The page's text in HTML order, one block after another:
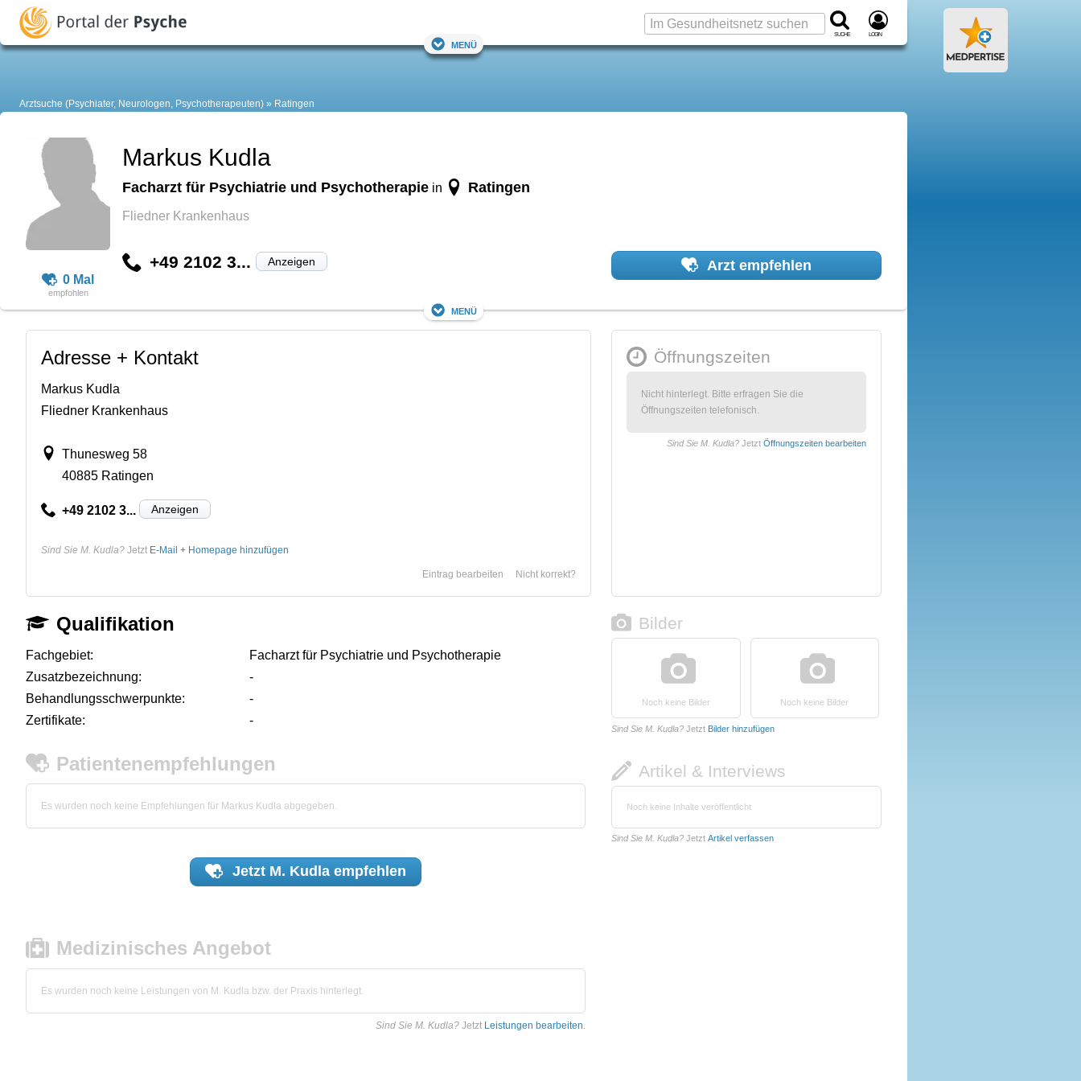
Suche Login
Menü
Arztsuche (Psychiater, Neurologen, Psychotherapeuten) Ratingen
0 Mal
Markus Kudla
Facharzt für Psychiatrie und Psychotherapie in Ratingen
Fliedner Krankenhaus
+49 2102 3... Anzeigen Arzt empfehlen
Menü
Adresse + Kontakt
Markus Kudla
Fliedner Krankenhaus
Thunesweg 58
40885 Ratingen
+49 2102 3... Anzeigen
Sind Sie M. Kudla? Jetzt E-Mail + Homepage hinzufügen
Nicht korrekt?
Eintrag bearbeiten
Öffnungszeiten
Nicht hinterlegt. Bitte erfragen Sie die
Öffnungszeiten telefonisch.
Sind Sie M. Kudla? Jetzt Öffnungszeiten bearbeiten
Qualifikation
Fachgebiet:
Facharzt für Psychiatrie und Psychotherapie
Zusatzbezeichnung:
-
Behandlungsschwerpunkte:
-
Zertifikate:
-
Patientenempfehlungen
Es wurden noch keine Empfehlungen für Markus Kudla abgegeben.
Jetzt M. Kudlaempfehlen
Medizinisches Angebot
Es wurden noch keine Leistungen von M. Kudla bzw. der Praxis hinterlegt.
Sind Sie M. Kudla? Jetzt Leistungen bearbeiten.
Bilder
Noch keine Bilder Noch keine Bilder
Sind Sie M. Kudla? Jetzt Bilder hinzufügen
Artikel & Interviews
Noch keine Inhalte veröffentlicht
Sind Sie M. Kudla? Jetzt Artikel verfassen